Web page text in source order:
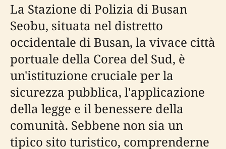
La Stazione di Polizia di Busan
Seobu, situata nel distretto
occidentale di Busan, la vivace città
portuale della Corea del Sud, è
un'istituzione cruciale per la
sicurezza pubblica, l'applicazione
della legge e il benessere della
comunità. Sebbene non sia un
tipico sito turistico, comprenderne